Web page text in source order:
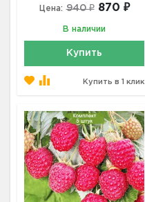
Цена: 940 ₽ 870 ₽
В наличии
Купить
Купить в 1 клик